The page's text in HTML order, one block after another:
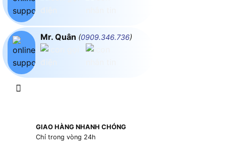
Mr. Quân (0909.346.736)
GIAO HÀNG NHANH CHÓNG
Chỉ trong vòng 24h